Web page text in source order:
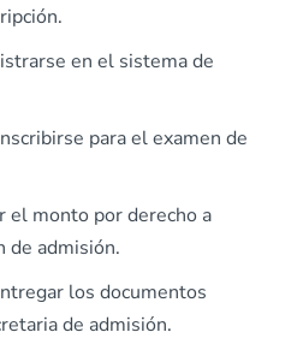
en el sistema de
para el examen de
el monto por derecho a
de admisión.
los documentos
de admisión.